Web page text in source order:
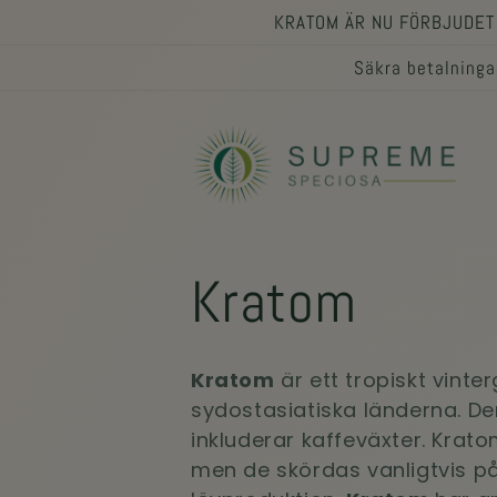
KRATOM ÄR NU
Säkra
P
r
o
Kratom
Kratom är ett tropiskt
sydostasiatiska länderna.
inkluderar kaffeväxter.
men de skördas vanligtvis